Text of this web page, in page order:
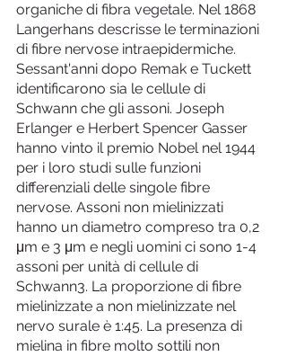
organiche di fibra vegetale. Nel 1868
Langerhans descrisse le terminazioni
di fibre nervose intraepidermiche.
Sessant'anni dopo Remak e Tuckett
identificarono sia le cellule di
Schwann che gli assoni. Joseph
Erlanger e Herbert Spencer Gasser
hanno vinto il premio Nobel nel 1944
per i loro studi sulle funzioni
differenziali delle singole fibre
nervose. Assoni non mielinizzati
hanno un diametro compreso tra 0,2
μm e 3 μm e negli uomini ci sono 1-4
assoni per unità di cellule di
Schwann3. La proporzione di fibre
mielinizzate a non mielinizzate nel
nervo surale è 1:45. La presenza di
mielina in fibre molto sottili non